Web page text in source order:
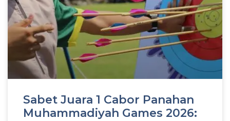
Sabet Juara 1 Cabor Panahan
Muhammadiyah Games 2026: